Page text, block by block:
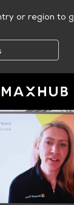
or region to